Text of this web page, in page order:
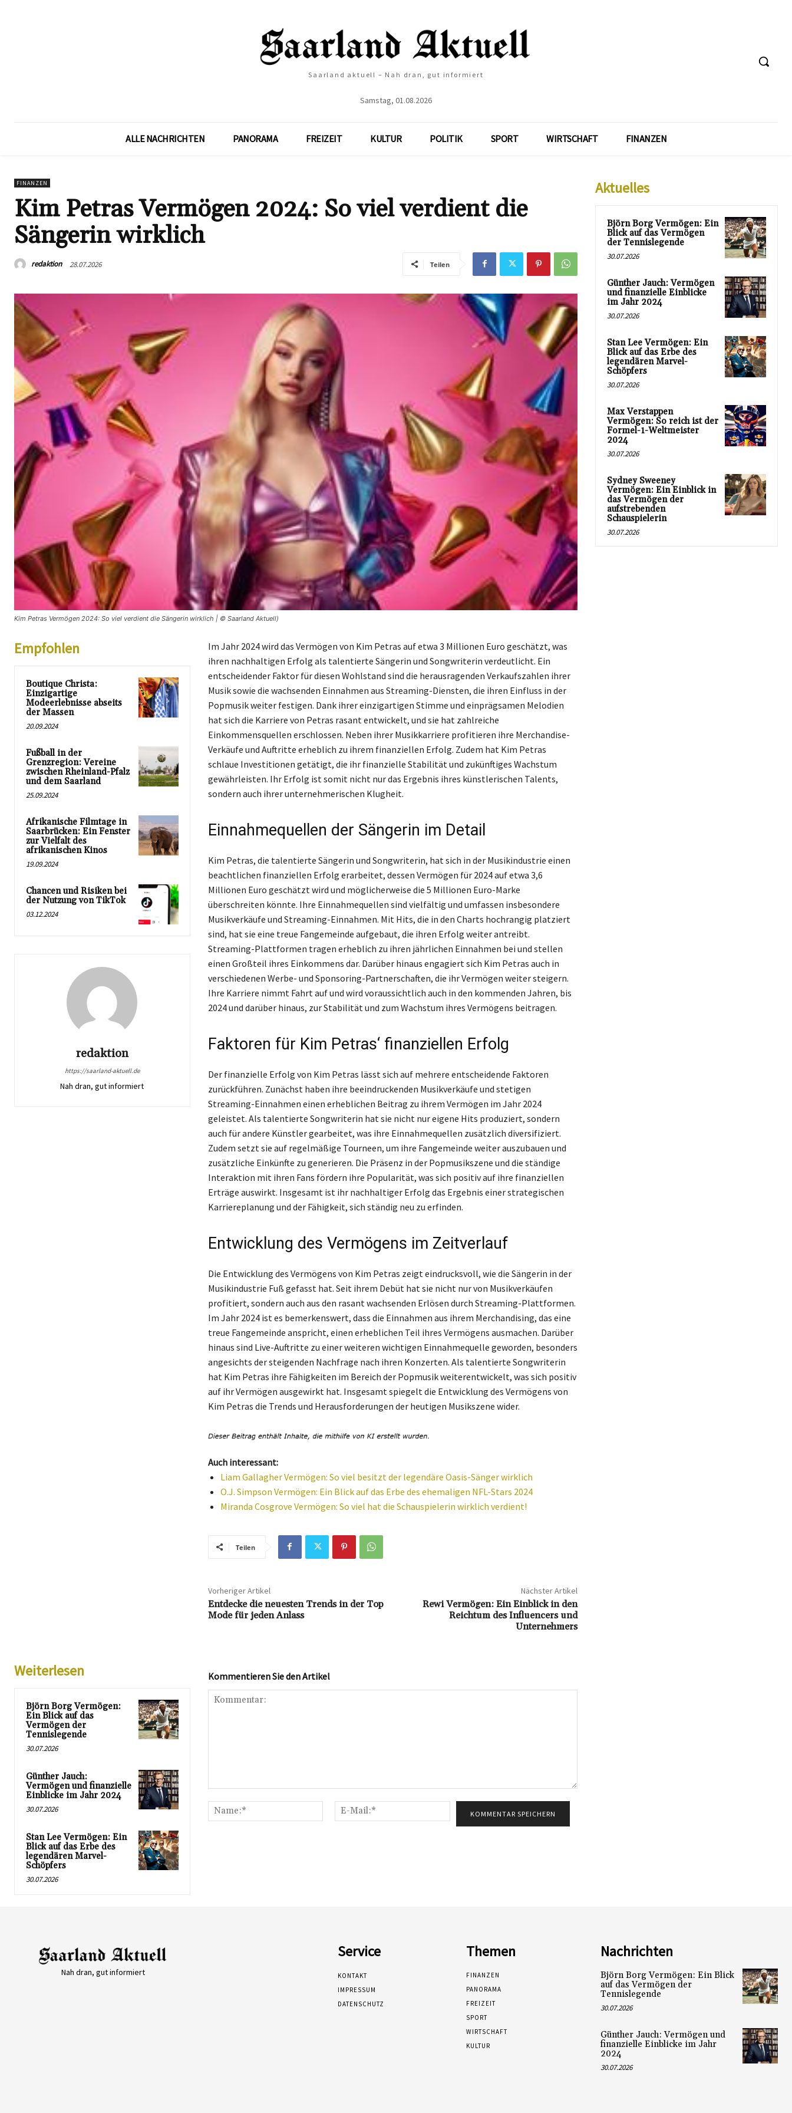
Saarland aktuell – Nah dran, gut informiert
Samstag, 01.08.2026
ALLE NACHRICHTEN PANORAMA FREIZEIT KULTUR POLITIK SPORT WIRTSCHAFT FINANZEN
FINANZEN
Kim Petras Vermögen 2024: So viel verdient die
Sängerin wirklich
redaktion 28.07.2026 Teilen
Kim Petras Vermögen 2024: So viel verdient die Sängerin wirklich | © Saarland Aktuell)
Empfohlen
Boutique Christa:
Einzigartige
Modeerlebnisse abseits
der Massen
20.09.2024
Fußball in der
Grenzregion: Vereine
zwischen Rheinland-Pfalz
und dem Saarland
25.09.2024
Afrikanische Filmtage in
Saarbrücken: Ein Fenster
zur Vielfalt des
afrikanischen Kinos
19.09.2024
Chancen und Risiken bei
der Nutzung von TikTok
03.12.2024
redaktion
https://saarland-aktuell.de
Nah dran, gut informiert
Im Jahr 2024 wird das Vermögen von Kim Petras auf etwa 3 Millionen Euro geschätzt, was
ihren nachhaltigen Erfolg als talentierte Sängerin und Songwriterin verdeutlicht. Ein
entscheidender Faktor für diesen Wohlstand sind die herausragenden Verkaufszahlen ihrer
Musik sowie die wachsenden Einnahmen aus Streaming-Diensten, die ihren Einfluss in der
Popmusik weiter festigen. Dank ihrer einzigartigen Stimme und einprägsamen Melodien
hat sich die Karriere von Petras rasant entwickelt, und sie hat zahlreiche
Einkommensquellen erschlossen. Neben ihrer Musikkarriere profitieren ihre Merchandise-
Verkäufe und Auftritte erheblich zu ihrem finanziellen Erfolg. Zudem hat Kim Petras
schlaue Investitionen getätigt, die ihr finanzielle Stabilität und zukünftiges Wachstum
gewährleisten. Ihr Erfolg ist somit nicht nur das Ergebnis ihres künstlerischen Talents,
sondern auch ihrer unternehmerischen Klugheit.
Einnahmequellen der Sängerin im Detail
Kim Petras, die talentierte Sängerin und Songwriterin, hat sich in der Musikindustrie einen
beachtlichen finanziellen Erfolg erarbeitet, dessen Vermögen für 2024 auf etwa 3,6
Millionen Euro geschätzt wird und möglicherweise die 5 Millionen Euro-Marke
überschreiten könnte. Ihre Einnahmequellen sind vielfältig und umfassen insbesondere
Musikverkäufe und Streaming-Einnahmen. Mit Hits, die in den Charts hochrangig platziert
sind, hat sie eine treue Fangemeinde aufgebaut, die ihren Erfolg weiter antreibt.
Streaming-Plattformen tragen erheblich zu ihren jährlichen Einnahmen bei und stellen
einen Großteil ihres Einkommens dar. Darüber hinaus engagiert sich Kim Petras auch in
verschiedenen Werbe- und Sponsoring-Partnerschaften, die ihr Vermögen weiter steigern.
Ihre Karriere nimmt Fahrt auf und wird voraussichtlich auch in den kommenden Jahren, bis
2024 und darüber hinaus, zur Stabilität und zum Wachstum ihres Vermögens beitragen.
Faktoren für Kim Petras‘ finanziellen Erfolg
Der finanzielle Erfolg von Kim Petras lässt sich auf mehrere entscheidende Faktoren
zurückführen. Zunächst haben ihre beeindruckenden Musikverkäufe und stetigen
Streaming-Einnahmen einen erheblichen Beitrag zu ihrem Vermögen im Jahr 2024
geleistet. Als talentierte Songwriterin hat sie nicht nur eigene Hits produziert, sondern
auch für andere Künstler gearbeitet, was ihre Einnahmequellen zusätzlich diversifiziert.
Zudem setzt sie auf regelmäßige Tourneen, um ihre Fangemeinde weiter auszubauen und
zusätzliche Einkünfte zu generieren. Die Präsenz in der Popmusikszene und die ständige
Interaktion mit ihren Fans fördern ihre Popularität, was sich positiv auf ihre finanziellen
Erträge auswirkt. Insgesamt ist ihr nachhaltiger Erfolg das Ergebnis einer strategischen
Karriereplanung und der Fähigkeit, sich ständig neu zu erfinden.
Entwicklung des Vermögens im Zeitverlauf
Die Entwicklung des Vermögens von Kim Petras zeigt eindrucksvoll, wie die Sängerin in der
Musikindustrie Fuß gefasst hat. Seit ihrem Debüt hat sie nicht nur von Musikverkäufen
profitiert, sondern auch aus den rasant wachsenden Erlösen durch Streaming-Plattformen.
Im Jahr 2024 ist es bemerkenswert, dass die Einnahmen aus ihrem Merchandising, das eine
treue Fangemeinde anspricht, einen erheblichen Teil ihres Vermögens ausmachen. Darüber
hinaus sind Live-Auftritte zu einer weiteren wichtigen Einnahmequelle geworden, besonders
angesichts der steigenden Nachfrage nach ihren Konzerten. Als talentierte Songwriterin
hat Kim Petras ihre Fähigkeiten im Bereich der Popmusik weiterentwickelt, was sich positiv
auf ihr Vermögen ausgewirkt hat. Insgesamt spiegelt die Entwicklung des Vermögens von
Kim Petras die Trends und Herausforderungen der heutigen Musikszene wider.
Auch interessant:
Liam Gallagher Vermögen: So viel besitzt der legendäre Oasis-Sänger wirklich
O.J. Simpson Vermögen: Ein Blick auf das Erbe des ehemaligen NFL-Stars 2024
Miranda Cosgrove Vermögen: So viel hat die Schauspielerin wirklich verdient!
Teilen
Vorheriger Artikel
Entdecke die neuesten Trends in der Top
Mode für jeden Anlass
Nächster Artikel
Rewi Vermögen: Ein Einblick in den
Reichtum des Influencers und
Unternehmers
Weiterlesen
Björn Borg Vermögen:
Ein Blick auf das
Vermögen der
Tennislegende
30.07.2026
Günther Jauch:
Vermögen und finanzielle
Einblicke im Jahr 2024
30.07.2026
Stan Lee Vermögen: Ein
Blick auf das Erbe des
legendären Marvel-
Schöpfers
30.07.2026
Kommentieren Sie den Artikel
Name:*
Mail:*
Aktuelles
Björn Borg Vermögen: Ein
Blick auf das Vermögen
der Tennislegende
30.07.2026
Günther Jauch: Vermögen
und finanzielle Einblicke
im Jahr 2024
30.07.2026
Stan Lee Vermögen: Ein
Blick auf das Erbe des
legendären Marvel-
Schöpfers
30.07.2026
Max Verstappen
Vermögen: So reich ist der
Formel-1-Weltmeister
2024
30.07.2026
Sydney Sweeney
Vermögen: Ein Einblick in
das Vermögen der
aufstrebenden
Schauspielerin
30.07.2026
Nah dran, gut informiert
Service
KONTAKT
IMPRESSUM
DATENSCHUTZ
Themen
FINANZEN
PANORAMA
FREIZEIT
SPORT
WIRTSCHAFT
KULTUR
Nachrichten
Björn Borg Vermögen: Ein Blick
auf das Vermögen der
Tennislegende
30.07.2026
Günther Jauch: Vermögen und
finanzielle Einblicke im Jahr
2024
30.07.2026